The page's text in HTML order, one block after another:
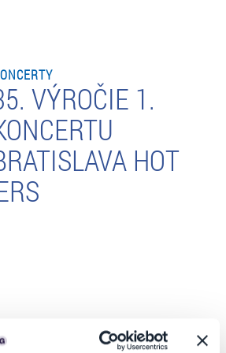
VÝROČIE 1.
HOT